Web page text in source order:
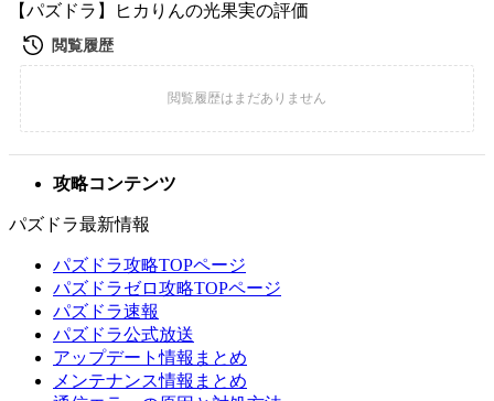
【パズドラ】ヒカりんの光果実の評価
攻略コンテンツ
パズドラ最新情報
パズドラ攻略TOPページ
パズドラゼロ攻略TOPページ
パズドラ速報
パズドラ公式放送
アップデート情報まとめ
メンテナンス情報まとめ